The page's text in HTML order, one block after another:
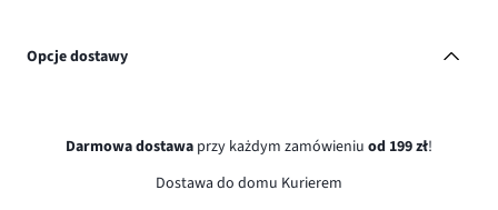
Opcje dostawy
Darmowa dostawa przy każdym zamówieniu od 199 zł!
Dostawa do domu Kurierem